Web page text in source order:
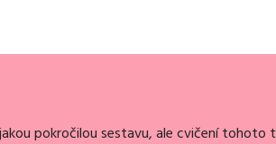
pokročilou sestavu, ale cvičení tohoto